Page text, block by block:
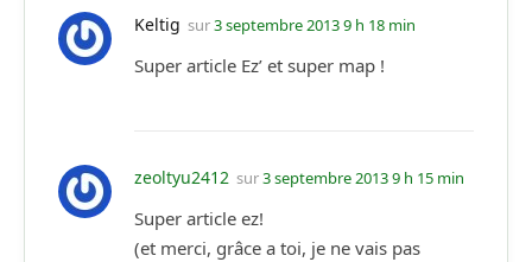
Keltig sur3 septembre 2013 9 h 18 min
Super article Ez’ et super map !
zeoltyu2412 sur3 septembre 2013 9 h 15 min
Super article ez!
(et merci, grâce a toi, je ne vais pas